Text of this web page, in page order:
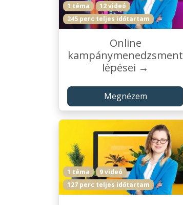
1 téma
12 videó
245 perc teljes időtartam
Online
kampánymenedzsment
lépései →
Megnézem
1 téma
9 videó
127 perc teljes időtartam